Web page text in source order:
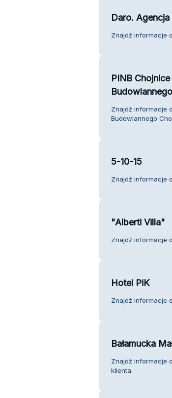
Daro.
Znajdź informacje
PINB
Znajdź informacje
Budowlannego
5-10-15
Znajdź informacje
"Alberti Villa"
Znajdź informacje
Hotel PiK
Znajdź informacje
Bałamucka
Znajdź informacje
klienta.